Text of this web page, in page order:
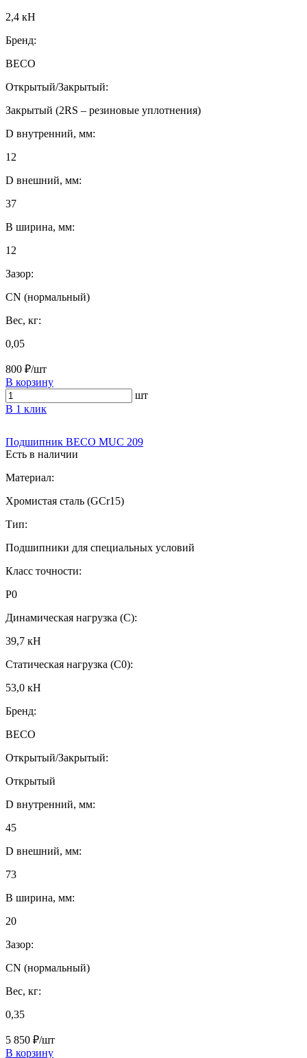
2,4 кН
Бренд:
BECO
Открытый/Закрытый:
Закрытый (2RS – резиновые уплотнения)
D внутренний, мм:
12
D внешний, мм:
37
B ширина, мм:
12
Зазор:
CN (нормальный)
Вес, кг:
0,05
800 ₽/шт
В корзину
шт
В 1 клик
Подшипник BECO MUC 209
Есть в наличии
Материал:
Хромистая сталь (GCr15)
Тип:
Подшипники для специальных условий
Класс точности:
P0
Динамическая нагрузка (C):
39,7 кН
Статическая нагрузка (C0):
53,0 кН
Бренд:
BECO
Открытый/Закрытый:
Открытый
D внутренний, мм:
45
D внешний, мм:
73
B ширина, мм:
20
Зазор:
CN (нормальный)
Вес, кг:
0,35
5 850 ₽/шт
В корзину